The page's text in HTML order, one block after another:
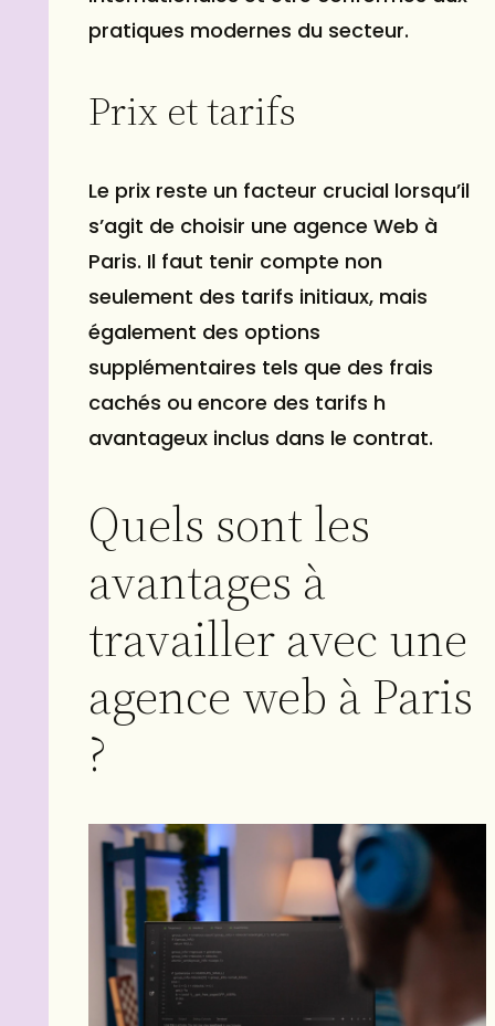
pratiques modernes du secteur.
Prix et tarifs
Le prix reste un facteur crucial lorsqu’il
s’agit de choisir une agence Web à
Paris. Il faut tenir compte non
seulement des tarifs initiaux, mais
également des options
supplémentaires tels que des frais
cachés ou encore des tarifs h
avantageux inclus dans le contrat.
Quels sont les
avantages à
travailler avec une
agence web à Paris
?